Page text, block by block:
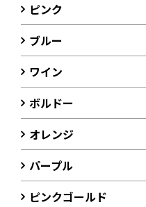
ピンク
ブルー
ワイン
ボルドー
オレンジ
パープル
ピンクゴールド